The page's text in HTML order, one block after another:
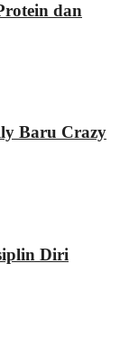
dan
Baru Crazy
Diri